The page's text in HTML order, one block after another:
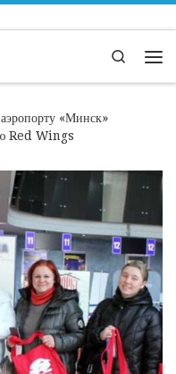
Search
«Минск»
Red Wings